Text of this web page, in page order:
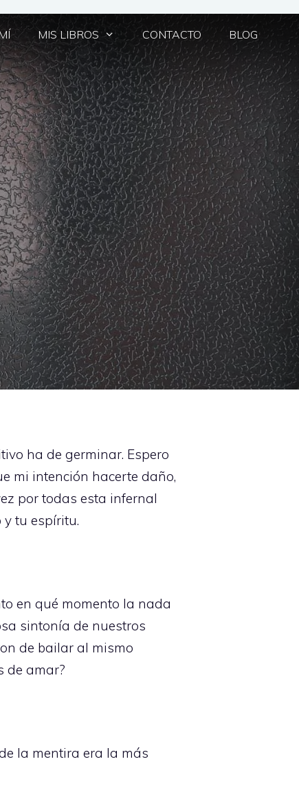
MIS LIBROS CONTACTO BLOG
ha de germinar. Espero
mi intención hacerte daño,
por todas esta infernal
tu espíritu.
en qué momento la nada
sintonía de nuestros
de bailar al mismo
de amar?
la mentira era la más